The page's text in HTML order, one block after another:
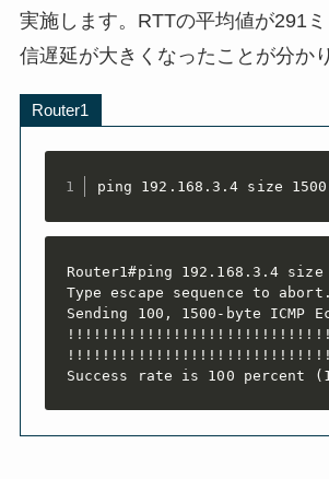
実施します。RTTの平均値が291
信遅延が大きくなったことが分か
Router1
ping 192.168.3.4 size
Router1#ping 192.168.3.4 size
Type escape sequence to abort.
Sending 100, 1500-byte
!!!!!!!!!!!!!!!!!!!!!!!!!!!!!!
Success rate is 100 percent